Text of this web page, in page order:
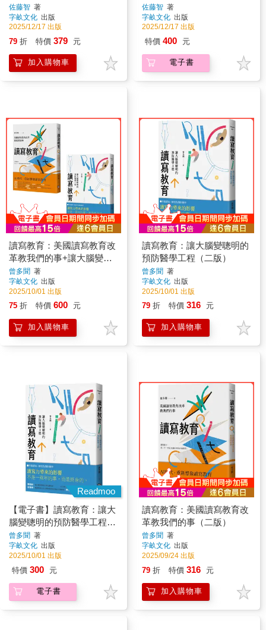
教育思維首度公開！從小學
開始的家庭教育具體對策】
佐藤智 著
字畝文化 出版
2025/12/17 出版
79 折 特價 379 元
加入購物車
佐藤智 著
字畝文化 出版
2025/12/17 出版
特價 400 元
電子書
讀寫教育：美國讀寫教育改
革教我們的事+讓大腦變聰
明的預防醫學工程（套書共
二冊）
曾多聞 著
字畝文化 出版
2025/10/01 出版
75 折 特價 600 元
加入購物車
讀寫教育：讓大腦變聰明的
預防醫學工程（二版）
曾多聞 著
字畝文化 出版
2025/10/01 出版
79 折 特價 316 元
加入購物車
Readmoo
【電子書】讀寫教育：讓大
腦變聰明的預防醫學工程
（二版）
曾多聞 著
字畝文化 出版
2025/10/01 出版
特價 300 元
電子書
讀寫教育：美國讀寫教育改
革教我們的事（二版）
曾多聞 著
字畝文化 出版
2025/09/24 出版
79 折 特價 316 元
加入購物車